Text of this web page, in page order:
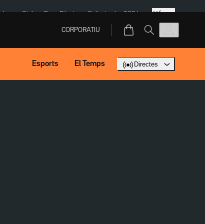
Jaume Giró Dron Rússia Eclipsi solar 2026 Més
CORPORATIU
Esports El Temps Directes